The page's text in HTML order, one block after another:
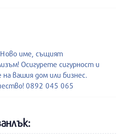
Ново име, същият
Осигурете сигурност и
на вашия дом или бизнес.
0892 045 065